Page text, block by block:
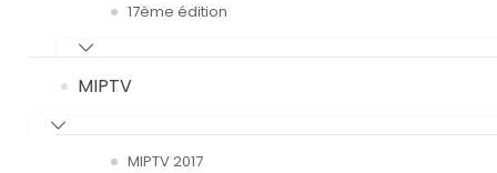
17ème édition
MIPTV
MIPTV 2017